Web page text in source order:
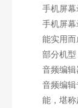
手机屏
手机屏
能实用
部分机
音频编辑
音频编
能，堪称